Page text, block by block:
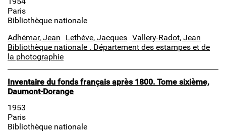
Paris
Bibliothèque nationale
Adhémar, Jean
Lethève, Jacques Vallery-Radot, Jean
Bibliothèque nationale . Département des estampes et de
la photographie
Inventaire du fonds français après 1800. Tome sixième,
Daumont-Dorange
1953
Paris
Bibliothèque nationale